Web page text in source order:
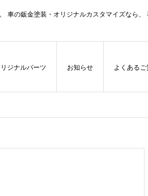
車の鈑金塗装・オリジナルカスタマイズなら
ジナルパーツ お知らせ よくあるご